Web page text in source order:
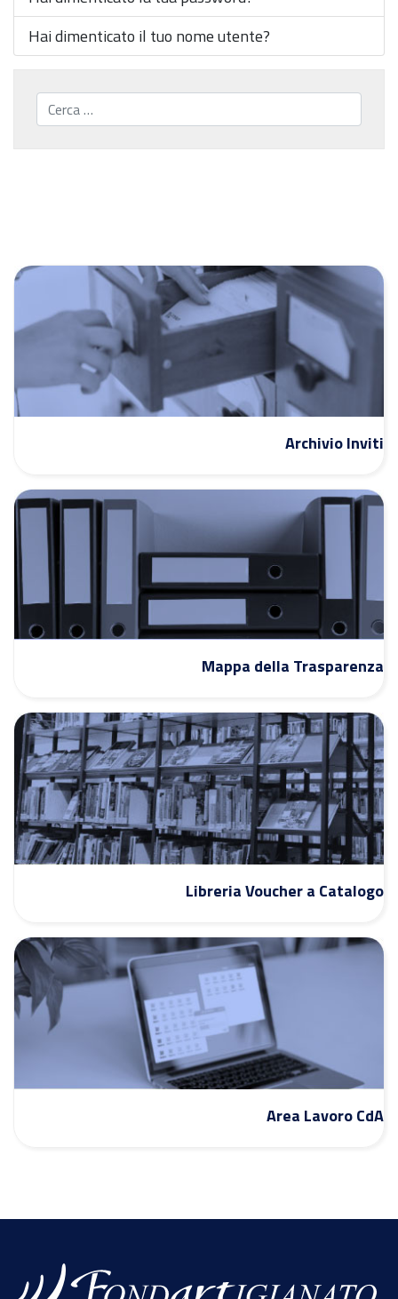
Hai dimenticato il tuo nome utente?
Cerca...
Archivio Inviti
Mappa della Trasparenza
Libreria Voucher a Catalogo
Area Lavoro CdA